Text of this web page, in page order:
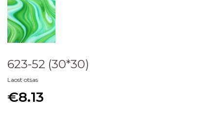
623-52 (30*30)
Laost otsas
€8.13